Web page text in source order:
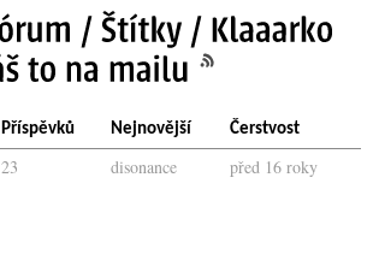
Příspěvků Nejnovější Čerstvost
23 disonance před 16 roky